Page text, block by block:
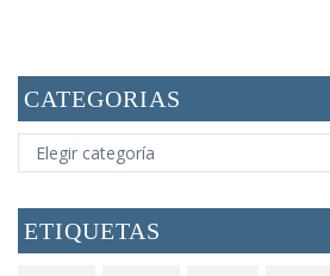
CATEGORIAS
CATEGORIAS
ETIQUETAS